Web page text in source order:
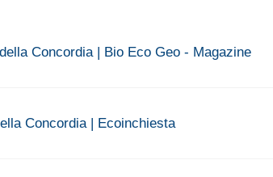
Concordia | Bio Eco Geo - Magazine
Concordia | Ecoinchiesta